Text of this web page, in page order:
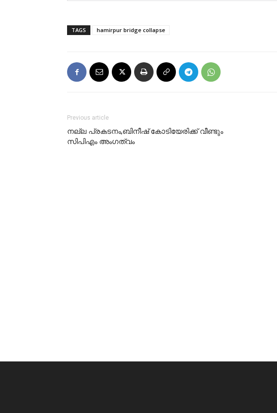
TAGS hamirpur bridge collapse
Previous article
നല്ല പ്രകടനം,ബിനീഷ് കോടിയേരിക്ക് വീണ്ടും
സിപിഎം അംഗത്വം